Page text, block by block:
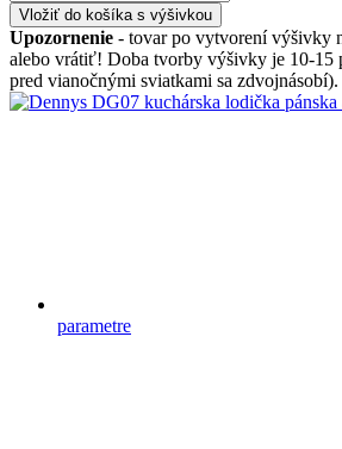
Vložiť do košíka s výšivkou
Upozornenie - tovar po vytvorení výšivky
alebo vrátiť! Doba tvorby výšivky je 10-15
pred vianočnými sviatkami sa zdvojnásobí).
parametre